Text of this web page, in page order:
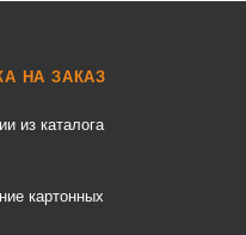
НА ЗАКАЗ
из каталога
картонных